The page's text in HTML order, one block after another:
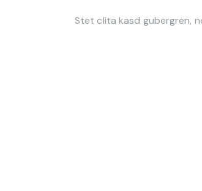
Stet clita kasd gubergren,